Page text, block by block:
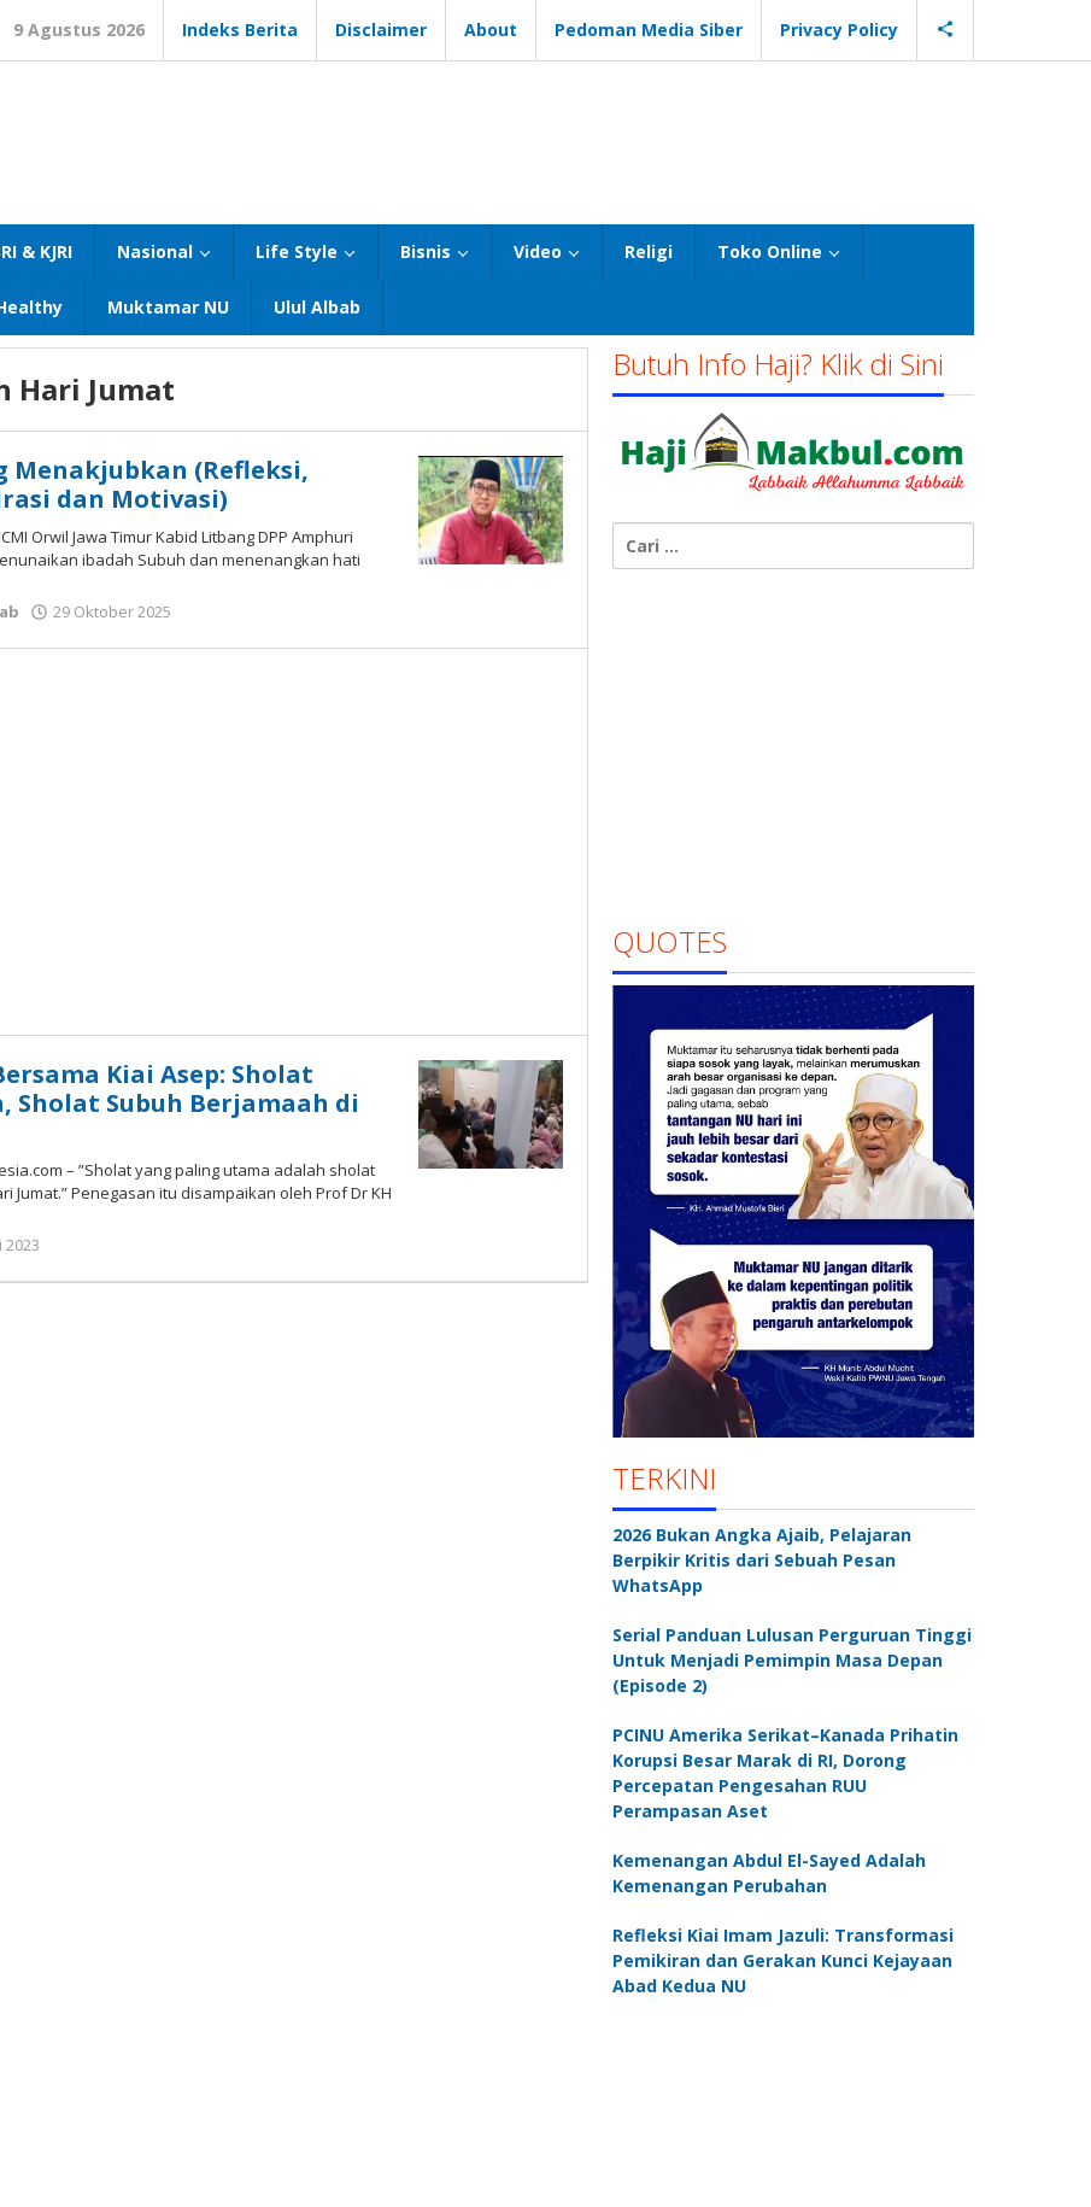
9 Agustus 2026 Indeks Berita Disclaimer About Pedoman Media Siber Privacy Policy
& KJRI Nasional Life Style Bisnis Video Religi Toko Online
Muktamar NU Ulul Albab
Hari Jumat
Menakjubkan (Refleksi,
dan Motivasi)
Orwil Jawa Timur Kabid Litbang DPP Amphuri
ibadah Subuh dan menenangkan hati
29 Oktober 2025
Susanto
Kiai Asep: Sholat
Sholat Subuh Berjamaah di
– ”Sholat yang paling utama adalah sholat
Jumat.” Penegasan itu disampaikan oleh Prof Dr KH
2023
Susanto
Butuh Info Haji? Klik di Sini
untuk:
QUOTES
TERKINI
2026 Bukan Angka Ajaib, Pelajaran
Berpikir Kritis dari Sebuah Pesan
WhatsApp
Serial Panduan Lulusan Perguruan Tinggi
Untuk Menjadi Pemimpin Masa Depan
(Episode 2)
PCINU Amerika Serikat–Kanada Prihatin
Korupsi Besar Marak di RI, Dorong
Percepatan Pengesahan RUU
Perampasan Aset
Kemenangan Abdul El-Sayed Adalah
Kemenangan Perubahan
Refleksi Kiai Imam Jazuli: Transformasi
Pemikiran dan Gerakan Kunci Kejayaan
Abad Kedua NU